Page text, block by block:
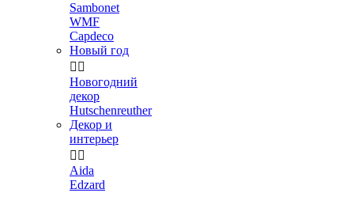
Sambonet
WMF
Capdeco
Новый год
 
Новогодний
декор
Hutschenreuther
Декор и
интерьер
 
Aida
Edzard